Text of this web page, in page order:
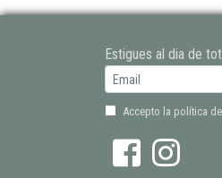
Estigues al dia de
Accepto la política